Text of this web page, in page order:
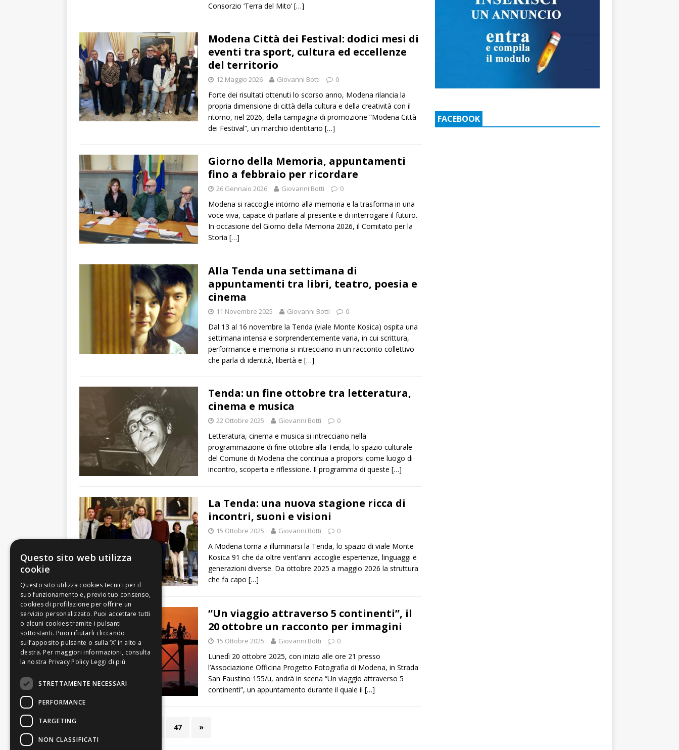
Consorzio ‘Terra del Mito’ […]
Modena Città dei Festival: dodici mesi di
eventi tra sport, cultura ed eccellenze
del territorio
12 Maggio 2026 Giovanni Botti 0
Forte dei risultati ottenuti lo scorso anno, Modena rilancia la
propria dimensione di città della cultura e della creatività con il
ritorno, nel 2026, della campagna di promozione “Modena Città
dei Festival”, un marchio identitario […]
Giorno della Memoria, appuntamenti
fino a febbraio per ricordare
26 Gennaio 2026 Giovanni Botti 0
Modena si raccoglie intorno alla memoria e la trasforma in una
voce viva, capace di parlare al presente e di interrogare il futuro.
In occasione del Giorno della Memoria 2026, il Comitato per la
Storia […]
Alla Tenda una settimana di
appuntamenti tra libri, teatro, poesia e
cinema
11 Novembre 2025 Giovanni Botti 0
Dal 13 al 16 novembre la Tenda (viale Monte Kosica) ospita una
settimana intensa e sorprendentemente varia, in cui scrittura,
performance e memoria si intrecciano in un racconto collettivo
che parla di identità, libertà e […]
Tenda: un fine ottobre tra letteratura,
cinema e musica
22 Ottobre 2025 Giovanni Botti 0
Letteratura, cinema e musica si intrecciano nella
programmazione di fine ottobre alla Tenda, lo spazio culturale
del Comune di Modena che continua a proporsi come luogo di
incontro, scoperta e riflessione. Il programma di queste […]
La Tenda: una nuova stagione ricca di
incontri, suoni e visioni
15 Ottobre 2025 Giovanni Botti 0
A Modena torna a illuminarsi la Tenda, lo spazio di viale Monte
Kosica 91 che da oltre vent’anni accoglie esperienze, linguaggi e
generazioni diverse. Da ottobre 2025 a maggio 2026 la struttura
che fa capo […]
“Un viaggio attraverso 5 continenti”, il
20 ottobre un racconto per immagini
15 Ottobre 2025 Giovanni Botti 0
Lunedì 20 ottobre 2025, con inizio alle ore 21 presso
l’Associazione Officina Progetto Fotografia di Modena, in Strada
San Faustino 155/u, andrà in scena “Un viaggio attraverso 5
continenti”, un appuntamento durante il quale il […]
47 »
FACEBOOK
Questo sito web utilizza
cookie
Leggi di più
STRETTAMENTE NECESSARI
PERFORMANCE
TARGETING
NON CLASSIFICATI